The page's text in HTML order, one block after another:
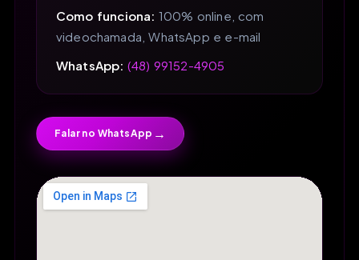
Como funciona: 100% online, com
videochamada, WhatsApp e e-mail
WhatsApp: (48) 99152-4905
Falar no WhatsApp →